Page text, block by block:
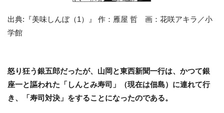
出典:『美味しんぼ（1）』 作：雁屋 哲 画：花咲アキラ／小
学館
怒り狂う銀五郎だったが、山岡と東西新聞一行は、かつて銀
座一と謳われた「しんとみ寿司」（現在は佃島）に連れて行
き、「寿司対決」をすることになったのである。